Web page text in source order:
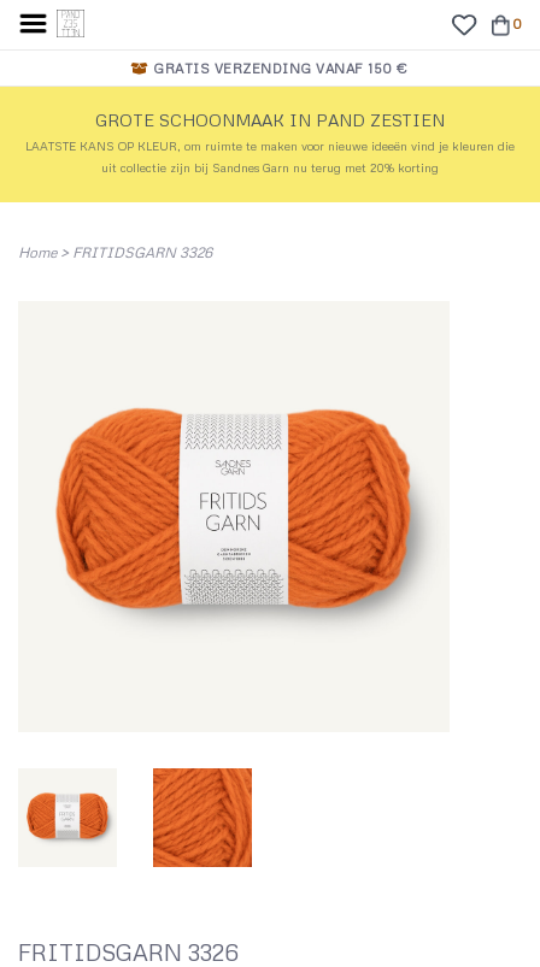
0
GRATIS VERZENDING VANAF 150 €
GROTE SCHOONMAAK IN PAND ZESTIEN
LAATSTE KANS OP KLEUR, om ruimte te maken voor nieuwe ideeën vind je kleuren die
uit collectie zijn bij Sandnes Garn nu terug met 20% korting
Home> FRITIDSGARN 3326
FRITIDSGARN 3326